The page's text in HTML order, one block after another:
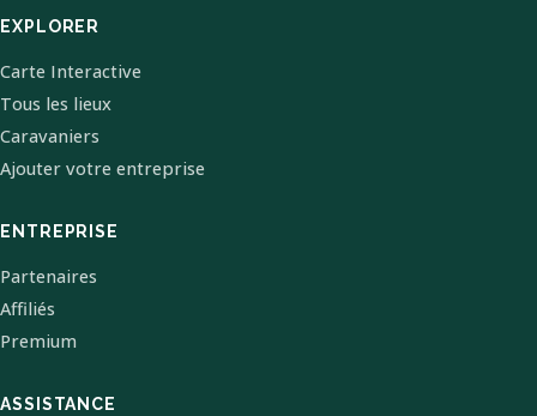
EXPLORER
Carte Interactive
Tous les lieux
Caravaniers
Ajouter votre entreprise
ENTREPRISE
Partenaires
Affiliés
Premium
ASSISTANCE